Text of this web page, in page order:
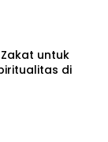
untuk
di